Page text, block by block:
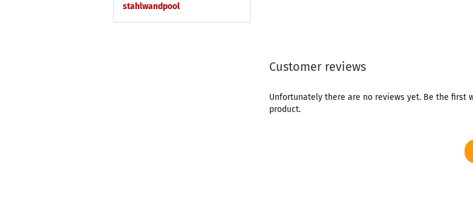
Customer reviews
Unfortunately there are no reviews yet. Be the first
product.
stahlwandpool